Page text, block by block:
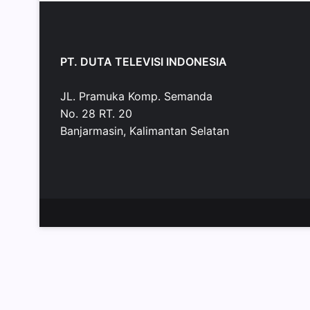
PT. DUTA TELEVISI INDONESIA
JL. Pramuka Komp. Semanda
No. 28 RT. 20
Banjarmasin, Kalimantan Selatan